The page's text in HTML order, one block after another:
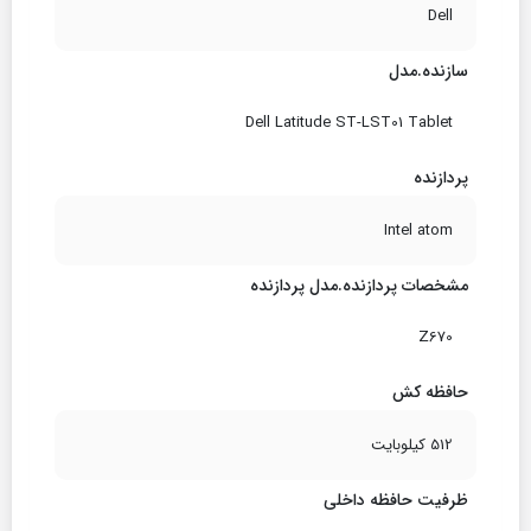
Dell
سازنده.مدل
Dell Latitude ST-LST01 Tablet
پردازنده
Intel atom
مشخصات پردازنده.مدل پردازنده
Z670
حافظه کش
512 کیلوبایت
ظرفیت حافظه داخلی